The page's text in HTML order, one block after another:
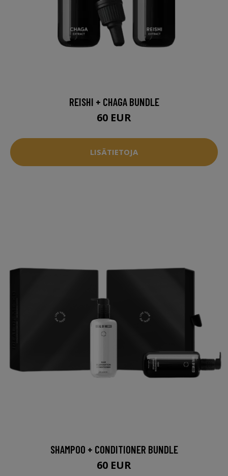
REISHI + CHAGA BUNDLE
60 EUR
LISÄTIETOJA
SHAMPOO + CONDITIONER BUNDLE
60 EUR